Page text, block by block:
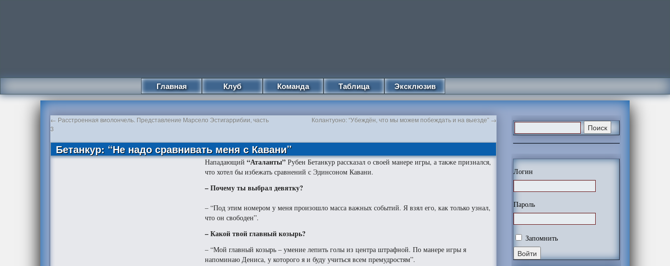
Главная Клуб Команда Таблица Эксклюзив
← Расстроенная виолончель. Представление Марсело Эстигаррибии, часть
3
Колантуоно: “Убеждён, что мы можем побеждать и на выезде” →
Бетанкур: “Не надо сравнивать меня с Кавани”
Нападающий “Аталанты” Рубен Бетанкур рассказал о своей манере игры, а также признался,
что хотел бы избежать сравнений с Эдинсоном Кавани.
– Почему ты выбрал девятку?
– “Под этим номером у меня произошло масса важных событий. Я взял его, как только узнал,
что он свободен”.
– Какой твой главный козырь?
– “Мой главный козырь – умение лепить голы из центра штрафной. По манере игры я
напоминаю Дениса, у которого я и буду учиться всем премудростям”.
Логин
Пароль
Запомнить